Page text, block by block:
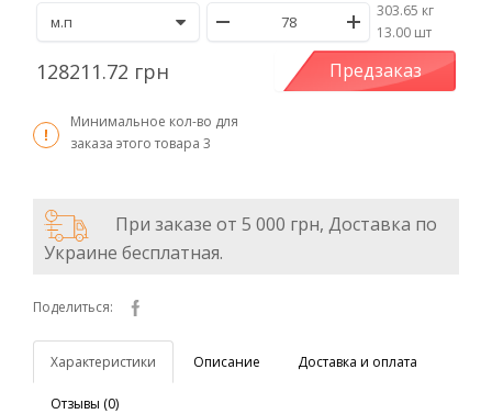
303.65 кг
/13.00 шт
128211.72 грн Предзаказ
Минимальное кол-во для
заказа этого товара 3
При заказе от 5 000 грн, Доставка по
Украине бесплатная.
Поделиться:
Характеристики Описание Доставка и оплата
Отзывы (0)